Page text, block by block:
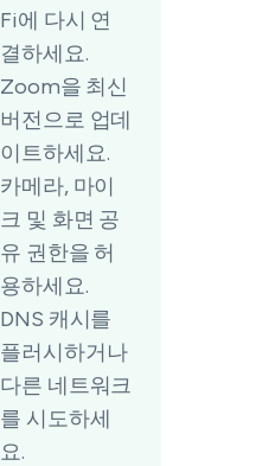
Fi에 다시 연
결하세요.
Zoom을 최신
버전으로 업데
이트하세요.
카메라, 마이
크 및 화면 공
유 권한을 허
용하세요.
DNS 캐시를
플러시하거나
다른 네트워크
를 시도하세
요.